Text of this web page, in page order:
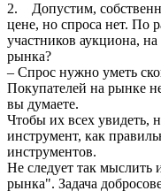
2. Допустим,
цене, но спроса нет. По
участников аукциона,
рынка?
– Спрос нужно уметь
Покупателей на рынке
вы думаете.
Чтобы их всех увидеть,
инструмент, как
инструментов.
Не следует так мыслить
рынка". Задача